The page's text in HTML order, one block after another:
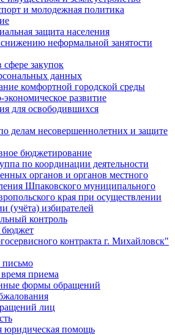
и молодежная политика
защита населения
неформальной занятости
сфере закупок
данных
комфортной городской среды
развитие
для освободившихся
делам несовершеннолетних и защите
бюджетирование
по координации деятельности
органов и органов местного
Шпаковского муниципального
края при осуществлении
(учёта) избирателей
контроль
контракта г. Михайловск"
письмо
приема
формы обращений
лиц
юридическая помощь